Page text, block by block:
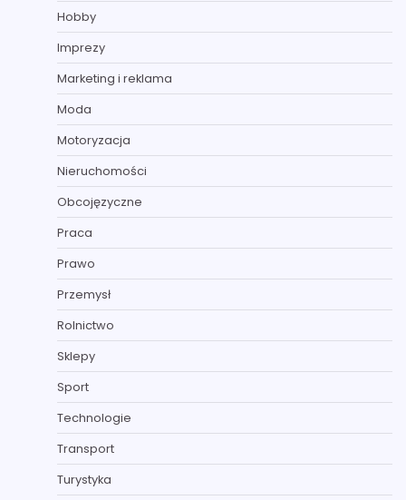
Hobby
Imprezy
Marketing i reklama
Moda
Motoryzacja
Nieruchomości
Obcojęzyczne
Praca
Prawo
Przemysł
Rolnictwo
Sklepy
Sport
Technologie
Transport
Turystyka